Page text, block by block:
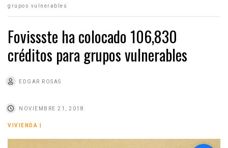
grupos vulnerables
Fovissste ha colocado 106,830
créditos para grupos vulnerables
EDGAR ROSAS
NOVIEMBRE 21, 2018
VIVIENDA